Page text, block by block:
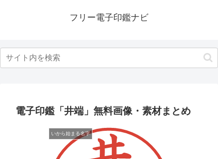
フリー電子印鑑ナビ
電子印鑑「井端」無料画像・素材まとめ
いから始まる名字